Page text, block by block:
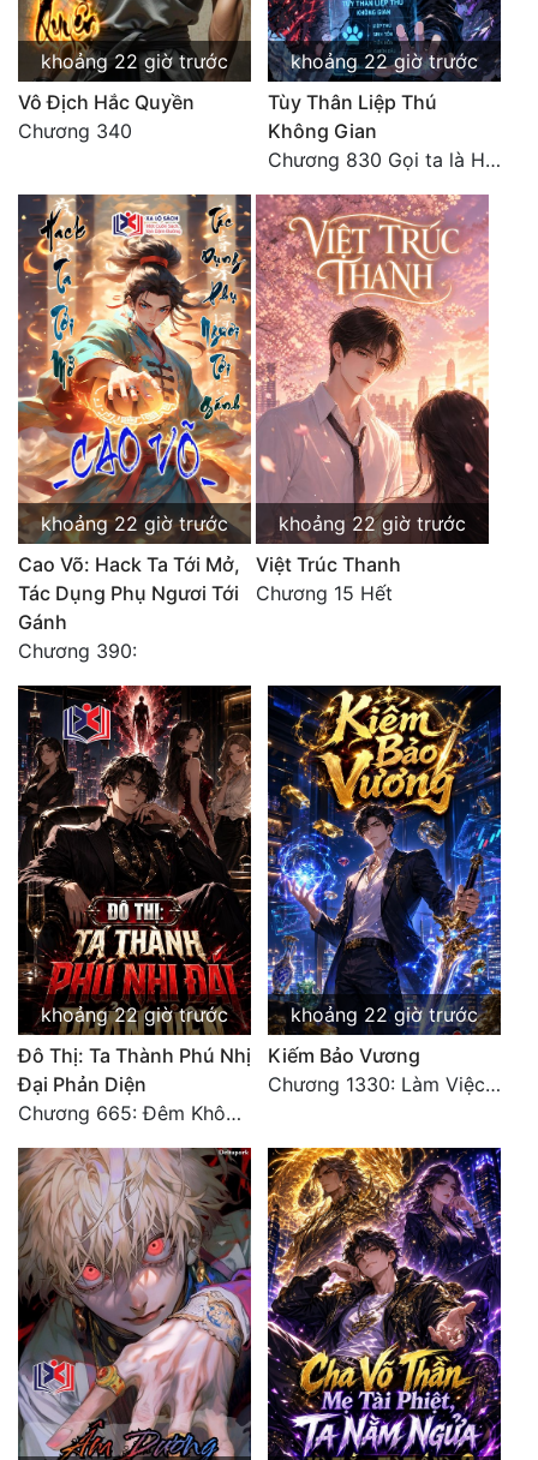
khoảng 22 giờ trước
Vô Địch Hắc Quyền
Chương 340
khoảng 22 giờ trước
Tùy Thân Liệp Thú
Không Gian
Chương 830 Gọi ta là Hòa Sa
khoảng 22 giờ trước
Cao Võ: Hack Ta Tới Mở,
Tác Dụng Phụ Ngươi Tới
Gánh
Chương 390:
khoảng 22 giờ trước
Việt Trúc Thanh
Chương 15 Hết
khoảng 22 giờ trước
Đô Thị: Ta Thành Phú Nhị
Đại Phản Diện
Chương 665: Đêm Không Dấu Vết
khoảng 22 giờ trước
Kiếm Bảo Vương
Chương 1330: Làm Việc Rồi (4/5)